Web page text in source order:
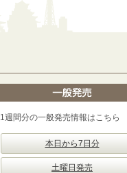
1週間分の一般発売情報はこちら
本日から7日分
土曜日発売